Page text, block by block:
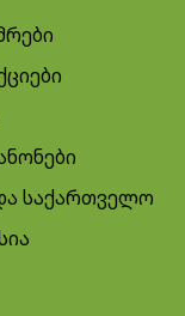
საქართველო